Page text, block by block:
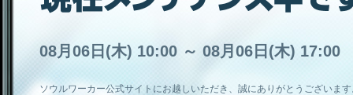
08月06日(木) 10:00 ～ 08月06日(木) 17:00
ソウルワーカー公式サイトにお越しいただき、誠にありがとうございま